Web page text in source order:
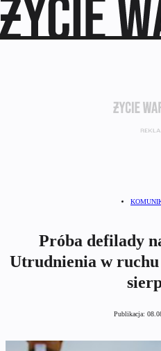
Próba defilady
Utrudnienia w ruchu
Publikacja: